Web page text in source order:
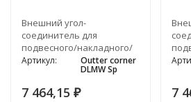
Внешний угол-
соединитель для
подвесного/накладного/
встраиваемого
шинопровода, белый
Артикул: Outter corner
DLMW Sp
7 464,15 ₽ 7